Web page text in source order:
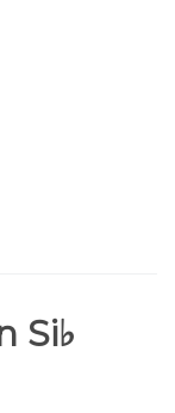
Si♭